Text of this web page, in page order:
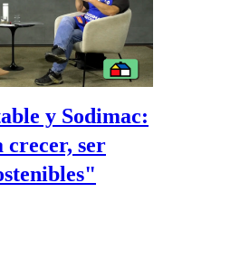
y Sodimac:
crecer, ser